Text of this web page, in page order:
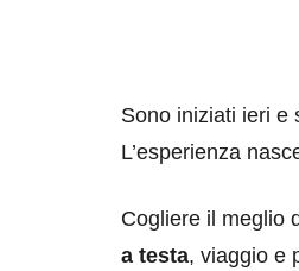
Sono iniziati ieri e
L’esperienza
Cogliere il meglio
a testa, viaggio e